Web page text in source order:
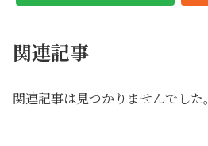
関連記事
関連記事は見つかりませんでした。